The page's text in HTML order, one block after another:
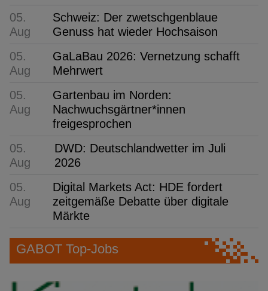
05.
Aug
Schweiz: Der zwetschgenblaue
Genuss hat wieder Hochsaison
05.
Aug
GaLaBau 2026: Vernetzung schafft
Mehrwert
05.
Aug
Gartenbau im Norden:
Nachwuchsgärtner*innen
freigesprochen
05.
Aug
DWD: Deutschlandwetter im Juli
2026
05.
Aug
Digital Markets Act: HDE fordert
zeitgemäße Debatte über digitale
Märkte
GABOT Top-Jobs